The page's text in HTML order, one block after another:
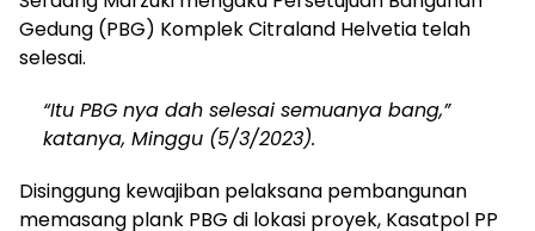
Gedung (PBG) Komplek Citraland Helvetia telah
selesai.
“Itu PBG nya dah selesai semuanya bang,”
katanya, Minggu (5/3/2023).
Disinggung kewajiban pelaksana pembangunan
memasang plank PBG di lokasi proyek, Kasatpol PP